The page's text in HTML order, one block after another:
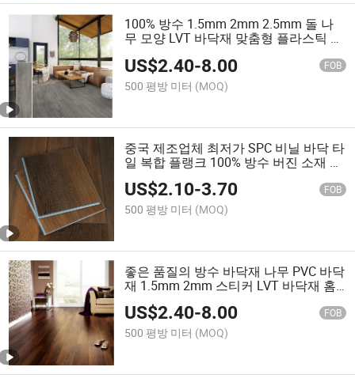
100% 방수 1.5mm 2mm 2.5mm 돌 나
무 모양 LVT 바닥재 맞춤형 플라스틱 비
닐 바닥재
US$2.40-8.00 FOB
500 평방 미터 (MOQ)
중국 제조업체 최저가 SPC 비닐 바닥 타
일 복합 플랭크 100% 방수 버진 소재 건
축 자재 비닐 SPC 바닥재
US$2.10-3.70 FOB
500 평방 미터 (MOQ)
좋은 품질의 방수 바닥재 나무 PVC 바닥
재 1.5mm 2mm 스티커 LVT 바닥재 홈
US$2.40-8.00 FOB
500 평방 미터 (MOQ)